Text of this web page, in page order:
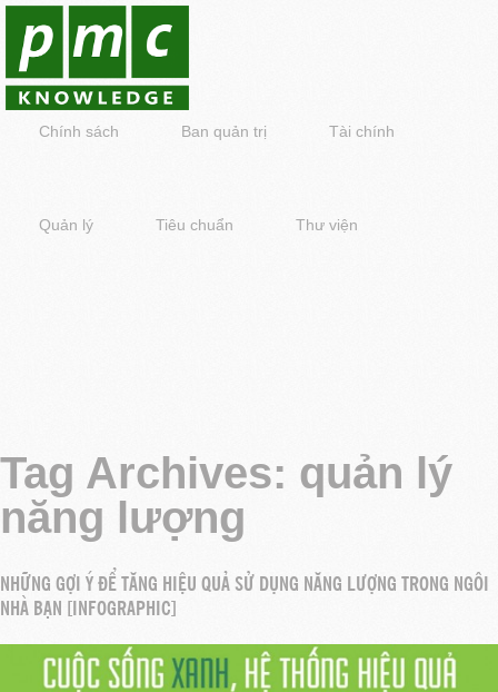
Chính sách Ban quản trị Tài chính
Quản lý Tiêu chuẩn Thư viện
Tag Archives: quản lý
năng lượng
NHỮNG GỢI Ý ĐỂ TĂNG HIỆU QUẢ SỬ DỤNG NĂNG LƯỢNG TRONG NGÔI
NHÀ BẠN [INFOGRAPHIC]